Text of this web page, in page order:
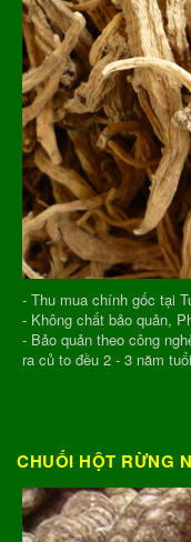
- Thu mua chính gốc tại
- Không chất bảo quản,
- Bảo quản theo công
ra củ to đều 2 - 3 năm tuổi
CHUỐI HỘT RỪNG